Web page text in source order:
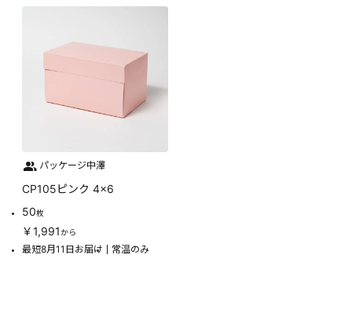
パッケージ中澤
CP105ピンク 4×6
50枚
￥1,991から
最短8月11日お届け 常温のみ